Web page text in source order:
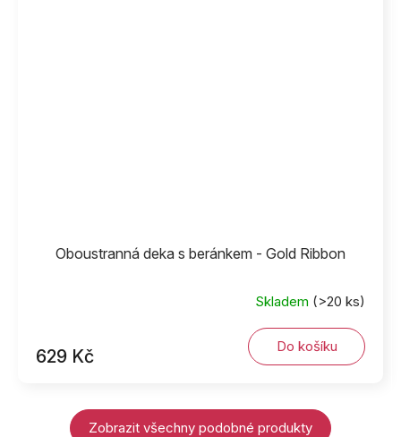
Oboustranná deka s beránkem - Gold Ribbon
Skladem (>20 ks)
629 Kč Do košíku
Zobrazit všechny podobné produkty